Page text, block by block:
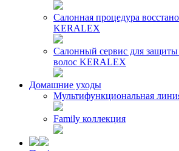
Салонная процедура
KERALEX
Салонный сервис для защиты
волос KERALEX
Домашние уходы
Мультифункциональная
Family коллекция